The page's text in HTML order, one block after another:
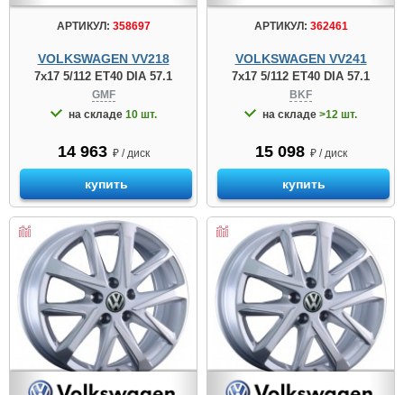
АРТИКУЛ: 358697
VOLKSWAGEN VV218
7x17 5/112 ET40 DIA 57.1
GMF
на складе 10 шт.
14 963 ₽ / диск
купить
АРТИКУЛ: 362461
VOLKSWAGEN VV241
7x17 5/112 ET40 DIA 57.1
BKF
на складе >12 шт.
15 098 ₽ / диск
купить